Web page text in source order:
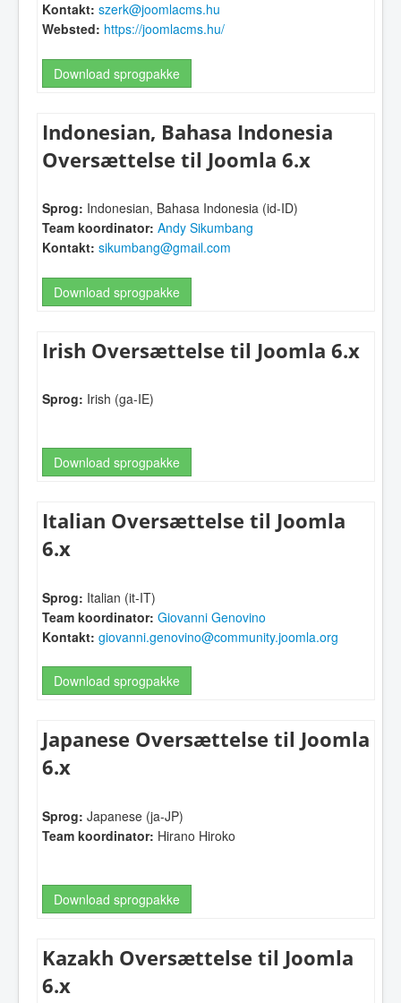
Kontakt: szerk@joomlacms.hu
Websted: https://joomlacms.hu/
Download sprogpakke
Indonesian, Bahasa Indonesia
Oversættelse til Joomla 6.x
Sprog: Indonesian, Bahasa Indonesia (id-ID)
Team koordinator: Andy Sikumbang
Kontakt: sikumbang@gmail.com
Download sprogpakke
Irish Oversættelse til Joomla 6.x
Sprog: Irish (ga-IE)
Download sprogpakke
Italian Oversættelse til Joomla
6.x
Sprog: Italian (it-IT)
Team koordinator: Giovanni Genovino
Kontakt: giovanni.genovino@community.joomla.org
Download sprogpakke
Japanese Oversættelse til Joomla
6.x
Sprog: Japanese (ja-JP)
Team koordinator: Hirano Hiroko
Download sprogpakke
Kazakh Oversættelse til Joomla
6.x